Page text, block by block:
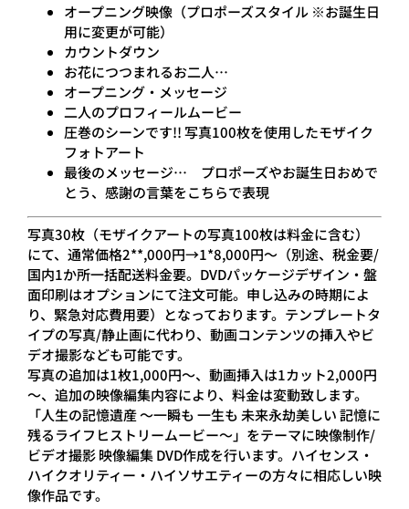
オープニング映像（プロポーズスタイル ※お誕生日
用に変更が可能）
カウントダウン
お花につつまれるお二人…
オープニング・メッセージ
二人のプロフィールムービー
圧巻のシーンです!! 写真100枚を使用したモザイク
フォトアート
最後のメッセージ… プロポーズやお誕生日おめで
とう、感謝の言葉をこちらで表現
写真30枚（モザイクアートの写真100枚は料金に含む）
にて、通常価格2**,000円→1*8,000円～（別途、税金要/
国内1か所一括配送料金要。DVDパッケージデザイン・盤
面印刷はオプションにて注文可能。申し込みの時期によ
り、緊急対応費用要）となっております。テンプレートタ
イプの写真/静止画に代わり、動画コンテンツの挿入やビ
デオ撮影なども可能です。
写真の追加は1枚1,000円～、動画挿入は1カット2,000円
～、追加の映像編集内容により、料金は変動致します。
「人生の記憶遺産 ～一瞬も 一生も 未来永劫美しい 記憶に
残るライフヒストリームービー～」をテーマに映像制作/
ビデオ撮影 映像編集 DVD作成を行います。ハイセンス・
ハイクオリティー・ハイソサエティーの方々に相応しい映
像作品です。